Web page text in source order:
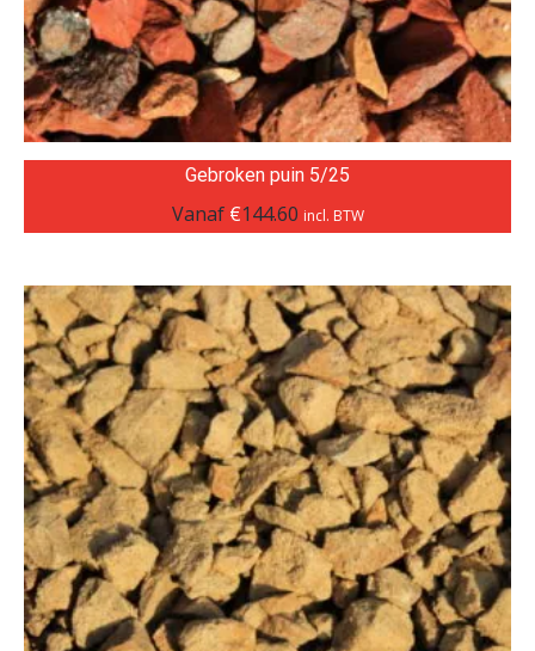
Gebroken puin 5/25
Vanaf €144.60 incl. BTW